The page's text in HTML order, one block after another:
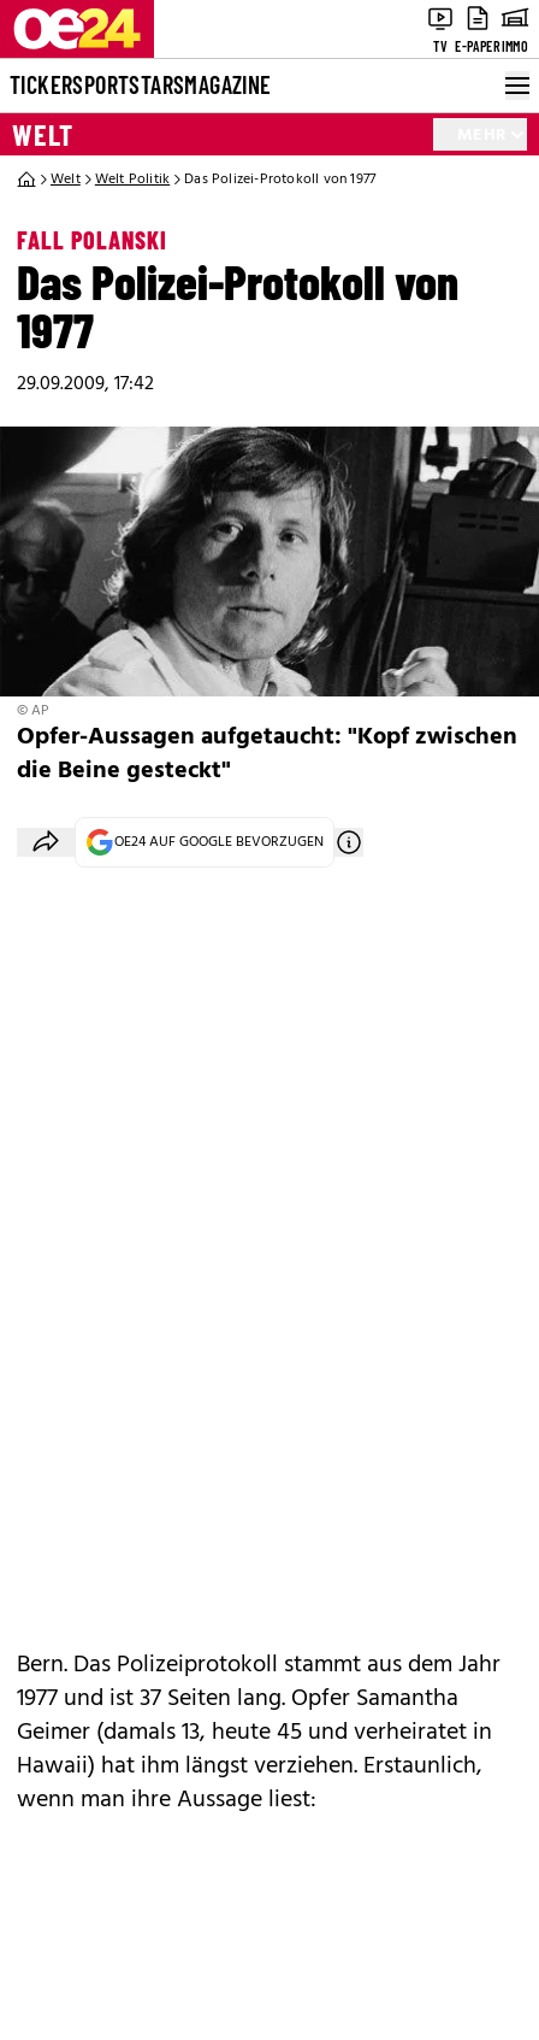
TV E-PAPERIMMO
TICKERSPORTSTARSMAGAZINE
WELT
Welt Welt Politik Das Polizei-Protokoll von 1977
FALL POLANSKI
Das Polizei-Protokoll von
1977
29.09.2009, 17:42
© AP
Opfer-Aussagen aufgetaucht: "Kopf zwischen
die Beine gesteckt"
OE24 AUF GOOGLE BEVORZUGEN
Bern. Das Polizeiprotokoll stammt aus dem Jahr
1977 und ist 37 Seiten lang. Opfer Samantha
Geimer (damals 13, heute 45 und verheiratet in
Hawaii) hat ihm längst verziehen. Erstaunlich,
wenn man ihre Aussage liest: